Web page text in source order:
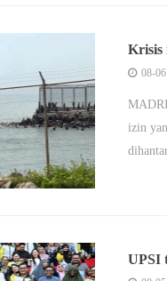
Krisis
08-06
izin
UPSI